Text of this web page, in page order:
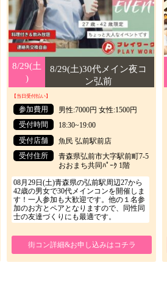
8/29(土
)
8/29(土
)
8/29(土)30代メイン夜コ
ン弘前
【当日受付払い】
参加費用
男性:7000円 女性:1500円
受付時間
18:30~19:00
受付店舗
魚民 弘前駅前店
受付住所
青森県弘前市大字駅前町7-5
おおまち共同ﾊﾟｰｸ 1階
08月29日(土)青森県の弘前駅周辺27から
42歳の男女で30代メインコンを開催しま
す！一人参加も大歓迎です。他の１名参
加のお方とペアとなりますので、同性同
士の友達づくりにも最適です。
街コン詳細&お申し込みはコチラ